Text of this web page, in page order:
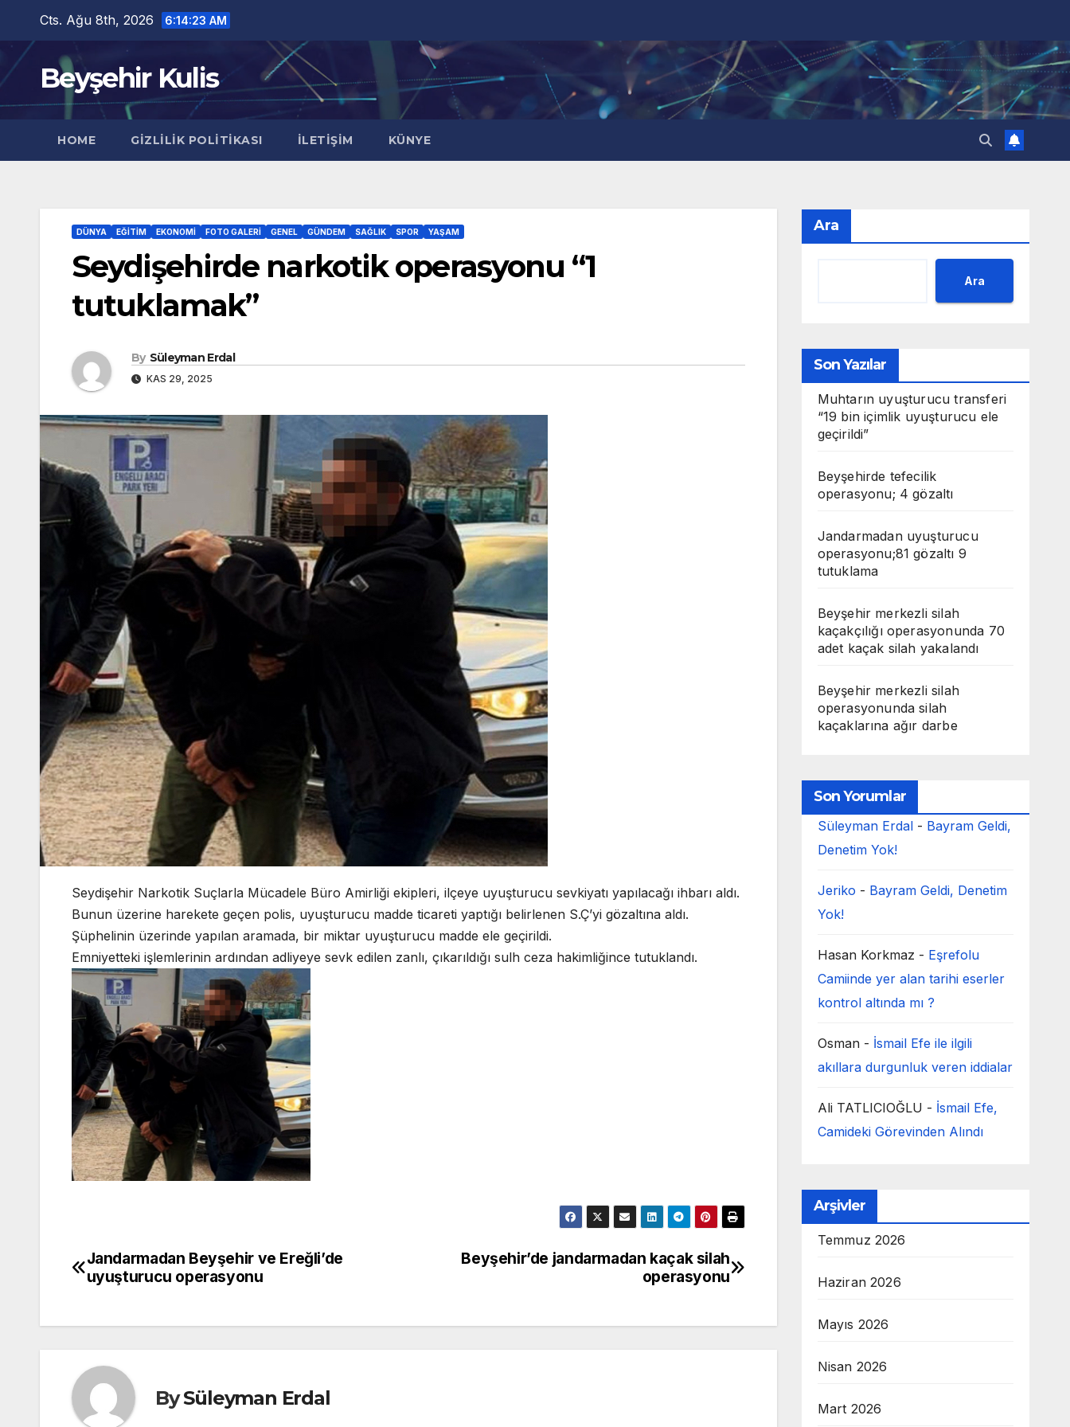
content
Cts. Ağu 8th, 2026 6:14:24 AM
Beyşehir Kulis
HOME GIZLILIK POLITIKASI İLETIŞIM KÜNYE
DÜNYA EĞITIM EKONOMI FOTO GALERI GENEL GÜNDEM SAĞLIK SPOR YAŞAM
Seydişehirde narkotik operasyonu “1
tutuklamak”
By Süleyman Erdal
KAS 29, 2025
Seydişehir Narkotik Suçlarla Mücadele Büro Amirliği ekipleri, ilçeye uyuşturucu sevkiyatı yapılacağı ihbarı aldı.
Bunun üzerine harekete geçen polis, uyuşturucu madde ticareti yaptığı belirlenen S.Ç’yi gözaltına aldı.
Şüphelinin üzerinde yapılan aramada, bir miktar uyuşturucu madde ele geçirildi.
Emniyetteki işlemlerinin ardından adliyeye sevk edilen zanlı, çıkarıldığı sulh ceza hakimliğince tutuklandı.
Yazı
Beyşehir’de jandarmadan kaçak silah
operasyonu
Jandarmadan Beyşehir ve Ereğli’de
uyuşturucu operasyonu
BySüleyman Erdal
Ara
Ara
Son Yazılar
Muhtarın uyuşturucu transferi
“19 bin içimlik uyuşturucu ele
geçirildi”
Beyşehirde tefecilik
operasyonu; 4 gözaltı
Jandarmadan uyuşturucu
operasyonu;81 gözaltı 9
tutuklama
Beyşehir merkezli silah
kaçakçılığı operasyonunda 70
adet kaçak silah yakalandı
Beyşehir merkezli silah
operasyonunda silah
kaçaklarına ağır darbe
Son Yorumlar
Süleyman Erdal- Bayram Geldi,
Denetim Yok!
Jeriko - Bayram Geldi, Denetim
Yok!
Hasan Korkmaz - Eşrefolu
Camiinde yer alan tarihi eserler
kontrol altında mı ?
Osman- İsmail Efe ile ilgili
akıllara durgunluk veren iddialar
Ali TATLICIOĞLU - İsmail Efe,
Camideki Görevinden Alındı
Arşivler
Temmuz 2026
Haziran 2026
Mayıs 2026
Nisan 2026
Mart 2026